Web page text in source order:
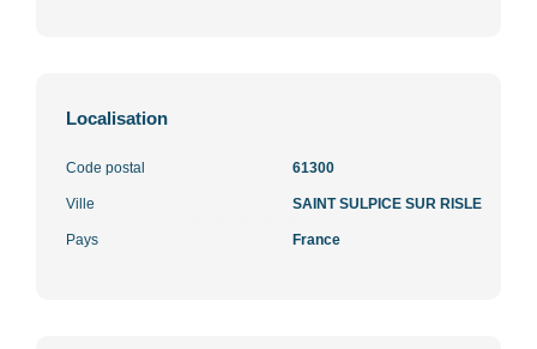
Localisation
Code postal 61300
Ville SAINT SULPICE SUR RISLE
Pays France